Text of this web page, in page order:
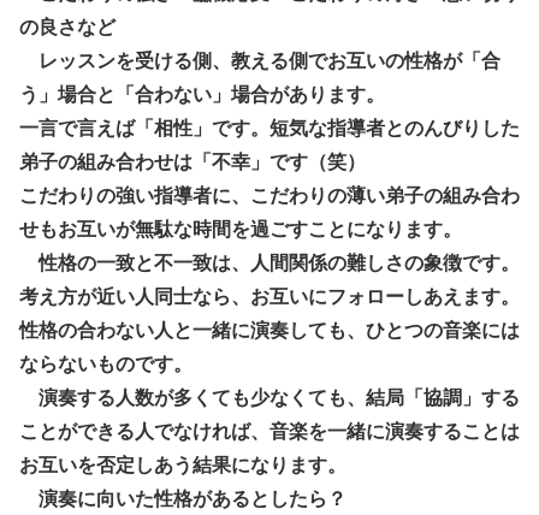
の良さなど
レッスンを受ける側、教える側でお互いの性格が「合
う」場合と「合わない」場合があります。
一言で言えば「相性」です。短気な指導者とのんびりした
弟子の組み合わせは「不幸」です（笑）
こだわりの強い指導者に、こだわりの薄い弟子の組み合わ
せもお互いが無駄な時間を過ごすことになります。
性格の一致と不一致は、人間関係の難しさの象徴です。
考え方が近い人同士なら、お互いにフォローしあえます。
性格の合わない人と一緒に演奏しても、ひとつの音楽には
ならないものです。
演奏する人数が多くても少なくても、結局「協調」する
ことができる人でなければ、音楽を一緒に演奏することは
お互いを否定しあう結果になります。
演奏に向いた性格があるとしたら？